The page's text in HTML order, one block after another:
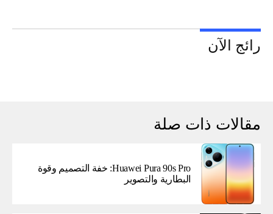
رائج الآن
مقالات ذات صلة
Huawei Pura 90s Pro: خفة التصميم وقوة
البطارية والتصوير